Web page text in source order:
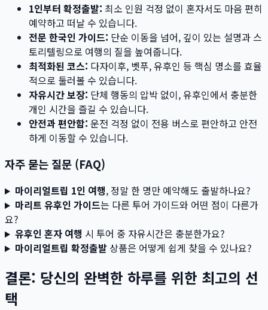
1인부터 확정출발: 최소 인원 걱정 없이 혼자서도 마음 편히
예약하고 떠날 수 있습니다.
전문 한국인 가이드: 단순 이동을 넘어, 깊이 있는 설명과 스
토리텔링으로 여행의 질을 높여줍니다.
최적화된 코스: 다자이후, 벳푸, 유후인 등 핵심 명소를 효율
적으로 둘러볼 수 있습니다.
자유시간 보장: 단체 행동의 압박 없이, 유후인에서 충분한
개인 시간을 즐길 수 있습니다.
안전과 편안함: 운전 걱정 없이 전용 버스로 편안하고 안전
하게 이동할 수 있습니다.
자주 묻는 질문 (FAQ)
마이리얼트립 1인 여행, 정말 한 명만 예약해도 출발하나요?
마리트 유후인 가이드는 다른 투어 가이드와 어떤 점이 다른가
요?
유후인 혼자 여행 시 투어 중 자유시간은 충분한가요?
마이리얼트립 확정출발상품은 어떻게 쉽게 찾을 수 있나요?
결론: 당신의 완벽한 하루를 위한 최고의 선
택